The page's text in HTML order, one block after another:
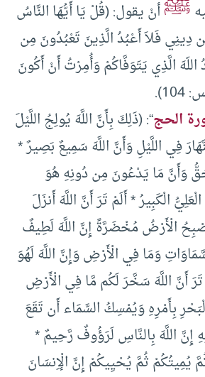
ﷺأنْ يقول: (قُلْ يَا أَيُّهَا النَّاسُ
فَلاَ أَعْبُدُ الَّذِينَ تَعْبُدُونَ مِن
اللّهَ الَّذِي يَتَوَفَّاكُمْ وَأُمِرْتُ أَنْ أَكُونَ
الحج“: (ذَلِكَ بِأَنَّ اللَّهَ يُولِجُ اللَّيْلَ
فِي اللَّيْلِ وَأَنَّ اللَّهَ سَمِيعٌ بَصِيرٌ *
وَأَنَّ مَا يَدْعُونَ مِن دُونِهِ هُوَ
الْكَبِيرُ * أَلَمْ تَرَ أَنَّ اللَّهَ أَنزَلَ
الْأَرْضُ مُخْضَرَّةً إِنَّ اللَّهَ لَطِيفٌ
وَمَا فِي الْأَرْضِ وَإِنَّ اللَّهَ لَهُوَ
تَرَ أَنَّ اللَّهَ سَخَّرَ لَكُم مَّا فِي الْأَرْضِ
بِأَمْرِهِ وَيُمْسِكُ السَّمَاء أَن تَقَعَ
إِنَّ اللَّهَ بِالنَّاسِ لَرَؤُوفٌ رَّحِيمٌ *
يُمِيتُكُمْ ثُمَّ يُحْيِيكُمْ إِنَّ الْإِنسَانَ